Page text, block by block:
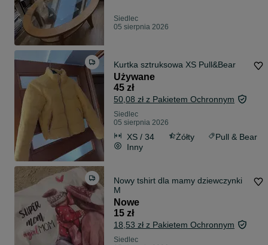
Siedlec
05 sierpnia 2026
Kurtka sztruksowa XS Pull&Bear
Używane
45 zł
50,08 zł z Pakietem Ochronnym
Siedlec
05 sierpnia 2026
XS / 34 Żółty
Pull & Bear
Inny
Nowy tshirt dla mamy dziewczynki
M
Nowe
15 zł
18,53 zł z Pakietem Ochronnym
Siedlec